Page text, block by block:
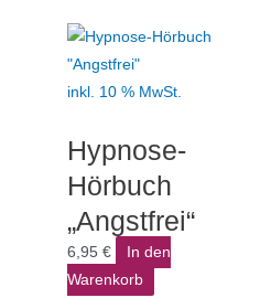
inkl. 10 % MwSt.
Hypnose-
Hörbuch
„Angstfrei“
6,95€
In den
Warenkorb